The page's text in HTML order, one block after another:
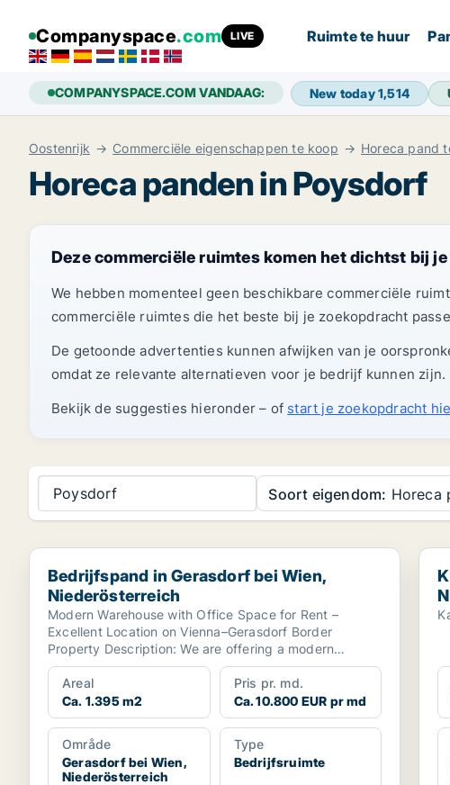
Companyspace.com LIVE Ruimte te huur
COMPANYSPACE.COM VANDAAG: New today1,514
Oostenrijk Commerciële eigenschappen te koop Horeca pand
Horeca panden in Poysdorf
Deze commerciële ruimtes komen het dichtst bij
We hebben momenteel geen beschikbare commerciële
commerciële ruimtes die het beste bij je zoekopdracht
De getoonde advertenties kunnen afwijken van je
omdat ze relevante alternatieven voor je bedrijf kunnen zijn.
Bekijk de suggesties hieronder – of start je zoekopdracht
Poysdorf Soort eigendom: Horeca
Bedrijfspand in Gerasdorf bei Wien, Niederösterreich
Bedrijfspand in Gerasdorf bei Wien,
Niederösterreich
Modern Warehouse with Office Space for Rent –
Excellent Location on Vienna–Gerasdorf Border
Property Description: We are offering a modern
warehouse with...
Areal
Ca. 1.395 m2
Pris pr. md.
Ca. 10.800 EUR pr md
Område
Gerasdorf bei Wien,
Niederösterreich
Type
Bedrijfsruimte